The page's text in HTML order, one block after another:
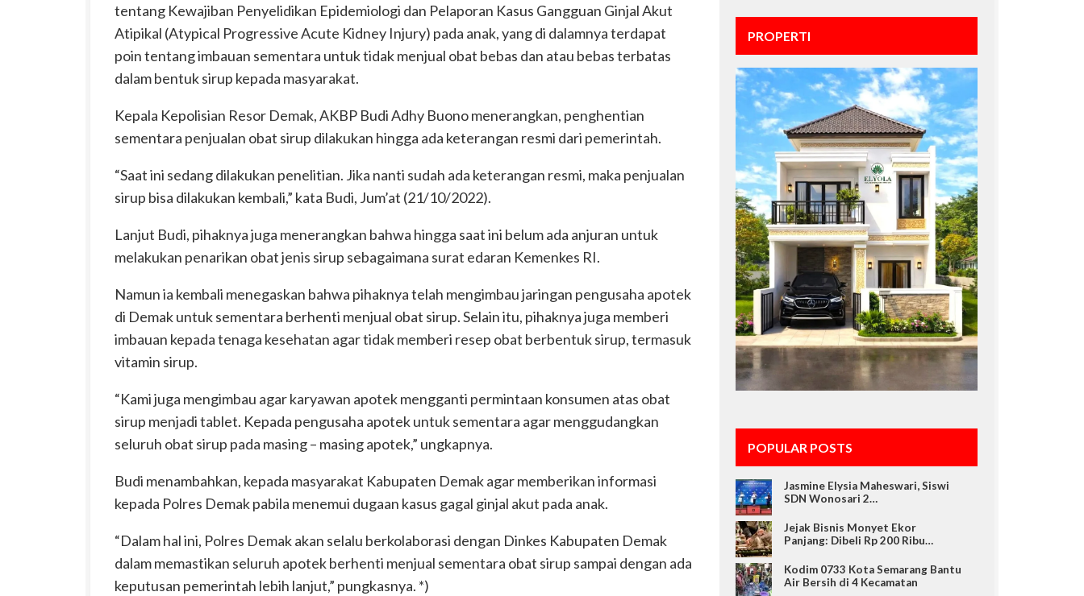
tentang Kewajiban Penyelidikan Epidemiologi dan Pelaporan Kasus Gangguan Ginjal Akut
Atipikal (Atypical Progressive Acute Kidney Injury) pada anak, yang di dalamnya terdapat
poin tentang imbauan sementara untuk tidak menjual obat bebas dan atau bebas terbatas
dalam bentuk sirup kepada masyarakat.
Kepala Kepolisian Resor Demak, AKBP Budi Adhy Buono menerangkan, penghentian
sementara penjualan obat sirup dilakukan hingga ada keterangan resmi dari pemerintah.
“Saat ini sedang dilakukan penelitian. Jika nanti sudah ada keterangan resmi, maka penjualan
sirup bisa dilakukan kembali,” kata Budi, Jum’at (21/10/2022).
Lanjut Budi, pihaknya juga menerangkan bahwa hingga saat ini belum ada anjuran untuk
melakukan penarikan obat jenis sirup sebagaimana surat edaran Kemenkes RI.
Namun ia kembali menegaskan bahwa pihaknya telah mengimbau jaringan pengusaha apotek
di Demak untuk sementara berhenti menjual obat sirup. Selain itu, pihaknya juga memberi
imbauan kepada tenaga kesehatan agar tidak memberi resep obat berbentuk sirup, termasuk
vitamin sirup.
“Kami juga mengimbau agar karyawan apotek mengganti permintaan konsumen atas obat
sirup menjadi tablet. Kepada pengusaha apotek untuk sementara agar menggudangkan
seluruh obat sirup pada masing – masing apotek,” ungkapnya.
Budi menambahkan, kepada masyarakat Kabupaten Demak agar memberikan informasi
kepada Polres Demak pabila menemui dugaan kasus gagal ginjal akut pada anak.
“Dalam hal ini, Polres Demak akan selalu berkolaborasi dengan Dinkes Kabupaten Demak
dalam memastikan seluruh apotek berhenti menjual sementara obat sirup sampai dengan ada
keputusan pemerintah lebih lanjut,” pungkasnya. *)
PROPERTI
POPULAR POSTS
Jasmine Elysia Maheswari, Siswi
SDN Wonosari 2…
Jejak Bisnis Monyet Ekor
Panjang: Dibeli Rp 200 Ribu…
Kodim 0733 Kota Semarang Bantu
Air Bersih di 4 Kecamatan